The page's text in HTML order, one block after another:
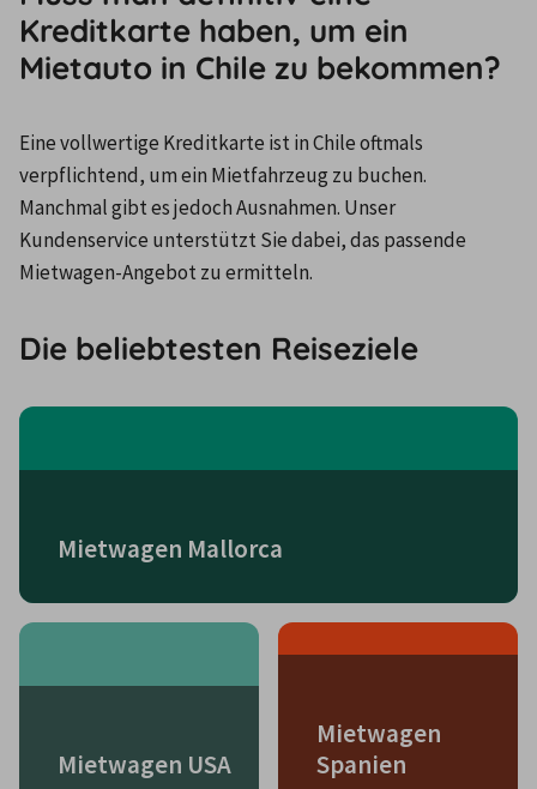
Kreditkarte haben, um ein
Mietauto in Chile zu bekommen?
Eine vollwertige Kreditkarte ist in Chile oftmals
verpflichtend, um ein Mietfahrzeug zu buchen.
Manchmal gibt es jedoch Ausnahmen. Unser
Kundenservice unterstützt Sie dabei, das passende
Mietwagen-Angebot zu ermitteln.
Die beliebtesten Reiseziele
Mietwagen Mallorca
Mietwagen USA
Mietwagen
Spanien